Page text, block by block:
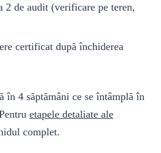
2 de audit (verificare pe teren,
certificat după închiderea
în 4 săptămâni ce se întâmplă în
etapele detaliate ale
complet.